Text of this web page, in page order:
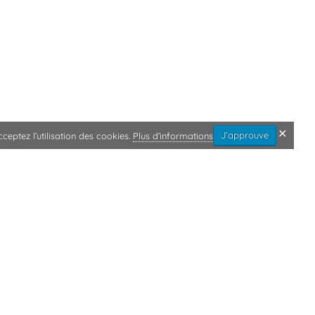
l’utilisation des cookies. Plus d’informations J’approuve